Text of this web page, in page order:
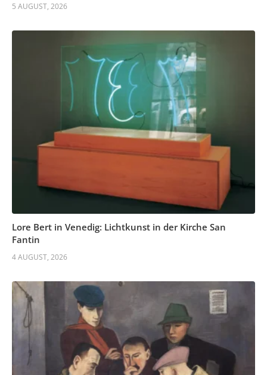
5 AUGUST, 2026
Lore Bert in Venedig: Lichtkunst in der Kirche San
Fantin
4 AUGUST, 2026